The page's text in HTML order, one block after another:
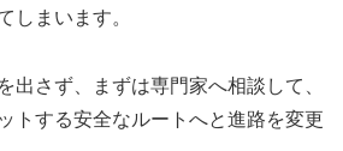
しまいます。
出さず、まずは専門家へ相談して、
トする安全なルートへと進路を変更